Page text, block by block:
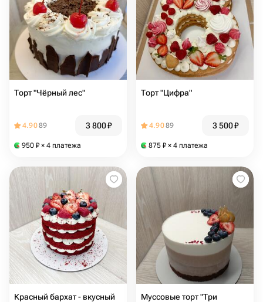
Торт "Чёрный лес"
4.9089 3 800₽
950 ₽ × 4 платежа
Торт "Цифра"
4.9089 3 500₽
875 ₽ × 4 платежа
Красный бархат - вкусный
Муссовые торт "Три